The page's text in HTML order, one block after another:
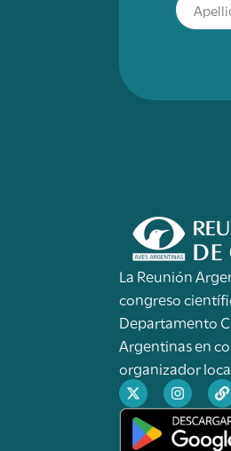
La Reunión
congreso
Departamento
Argentinas en
organizador